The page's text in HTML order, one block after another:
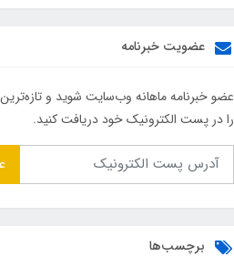
عضویت خبرنامه
عضو خبرنامه ماهانه وب‌سایت شوید و
را در پست الکترونیک خود دریافت کنید.
برچسب‌ها